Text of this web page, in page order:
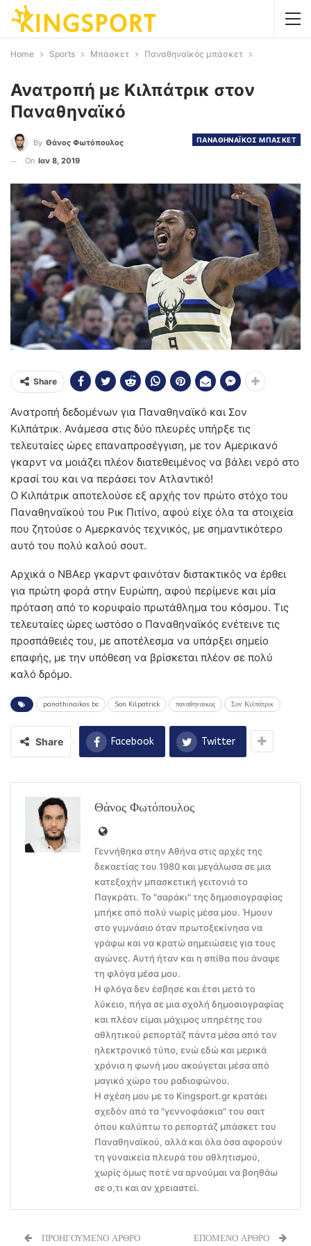
Home Sports Μπάσκετ Παναθηναϊκός μπάσκετ
Ανατροπή με Κιλπάτρικ στον
Παναθηναϊκό
ΠΑΝΑΘΗΝΑΪΚΟΣ ΜΠΑΣΚΕΤ
By Θάνος Φωτόπουλος
On Ιαν 8, 2019
Share
Ανατροπή δεδομένων για Παναθηναϊκό και Σον
Κιλπάτρικ. Ανάμεσα στις δύο πλευρές υπήρξε τις
τελευταίες ώρες επαναπροσέγγιση, με τον Αμερικανό
γκαρντ να μοιάζει πλέον διατεθειμένος να βάλει νερό στο
κρασί του και να περάσει τον Ατλαντικό!
Ο Κιλπάτρικ αποτελούσε εξ αρχής τον πρώτο στόχο του
Παναθηναϊκού του Ρικ Πιτίνο, αφού είχε όλα τα στοιχεία
που ζητούσε ο Αμερκανός τεχνικός, με σημαντικότερο
αυτό του πολύ καλού σουτ.
Αρχικά ο ΝΒΑερ γκαρντ φαινόταν διστακτικός να έρθει
για πρώτη φορά στην Ευρώπη, αφού περίμενε και μία
πρόταση από το κορυφαίο πρωτάθλημα του κόσμου. Τις
τελευταίες ώρες ωστόσο ο Παναθηναϊκός ενέτεινε τις
προσπάθειές του, με αποτέλεσμα να υπάρξει σημείο
επαφής, με την υπόθεση να βρίσκεται πλέον σε πολύ
καλό δρόμο.
panathinaikos bc Son Kilpatrick παναθηναικος Σον Κιλπάτρικ
Share Facebook Twitter
Θάνος Φωτόπουλος
Γεννήθηκα στην Αθήνα στις αρχές της
δεκαετίας του 1980 και μεγάλωσα σε μια
κατεξοχήν μπασκετική γειτονιά το
Παγκράτι. Το "σαράκι" της δημοσιογραφίας
μπήκε από πολύ νωρίς μέσα μου. Ήμουν
στο γυμνάσιο όταν πρωτοξεκίνησα να
γράφω και να κρατώ σημειώσεις για τους
αγώνες. Αυτή ήταν και η σπίθα που άναψε
τη φλόγα μέσα μου.
Η φλόγα δεν έσβησε και έτσι μετά το
λύκειο, πήγα σε μια σχολή δημοσιογραφίας
και πλέον είμαι μάχιμος υπηρέτης του
αθλητικού ρεπορτάζ πάντα μέσα από τον
ηλεκτρονικό τύπο, ενώ εδώ και μερικά
χρόνια η φωνή μου ακούγεται μέσα από
μαγικό χώρο του ραδιοφώνου.
Η σχέση μου με το Kingsport.gr κρατάει
σχεδόν από τα "γεννοφάσκια" του σαιτ
όπου καλύπτω το ρεπορτάζ μπάσκετ του
Παναθηναϊκού, αλλά και όλα όσα αφορούν
τη γυναικεία πλευρά του αθλητισμού,
χωρίς όμως ποτέ να αρνούμαι να βοηθάω
σε ο,τι και αν χρειαστεί.
ΠΡΟΗΓΟΥΜΕΝΟ ΑΡΘΡΟ ΕΠΟΜΕΝΟ ΑΡΘΡΟ